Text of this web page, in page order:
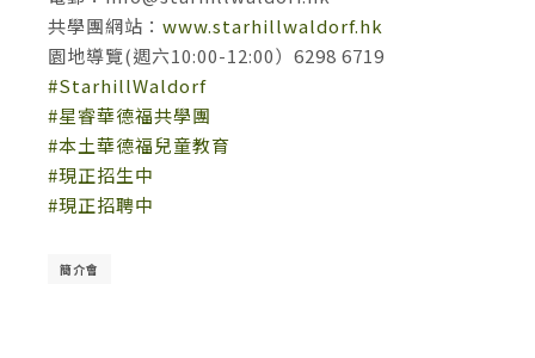
共學團網站： www.starhillwaldorf.hk
園地導覽(週六10:00-12:00）6298 6719
#StarhillWaldorf
#星睿華德福共學團
#本土華德福兒童教育
#現正招生中
#現正招聘中
簡介會